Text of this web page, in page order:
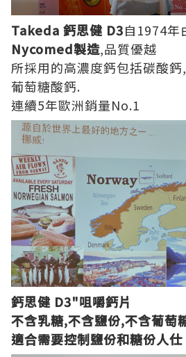
Takeda 鈣思健 D3自1974年
Nycomed製造,品質優越
所採用的高濃度鈣包括碳酸
葡萄糖酸鈣.
連續5年歐洲銷量No.1
鈣思健 D3"咀嚼鈣片
不含乳糖,不含鹽份,不含葡萄
適合需要控制鹽份和糖份人仕